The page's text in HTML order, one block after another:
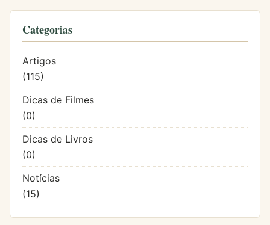
Categorias
Artigos
(115)
Dicas de Filmes
(0)
Dicas de Livros
(0)
Notícias
(15)